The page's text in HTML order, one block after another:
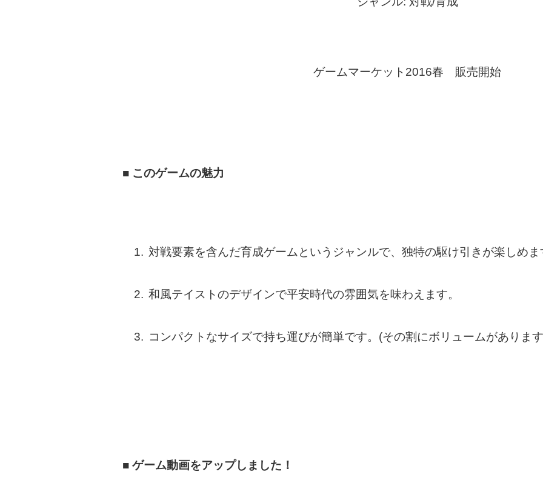
ゲームマーケット2016春 販売開始
■ このゲームの魅力
対戦要素を含んだ育成ゲームというジャンルで、独特の駆け引きが楽しめま
和風テイストのデザインで平安時代の雰囲気を味わえます。
コンパクトなサイズで持ち運びが簡単です。(その割にボリュームがありま
■ ゲーム動画をアップしました！